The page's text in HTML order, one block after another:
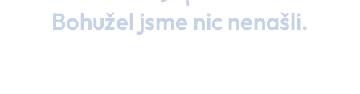
Bohužel jsme nic nenašli.